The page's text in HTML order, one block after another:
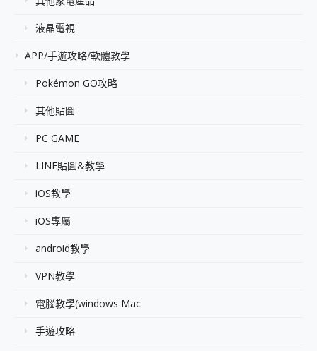
液晶電視
APP/手遊攻略/軟體教學
Pokémon GO攻略
其他貼圖
PC GAME
LINE貼圖&教學
iOS教學
iOS專屬
android教學
VPN教學
電腦教學(windows Mac
手遊攻略